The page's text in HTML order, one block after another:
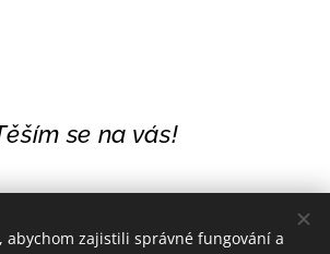
se na vás!
abychom zajistili správné fungování a